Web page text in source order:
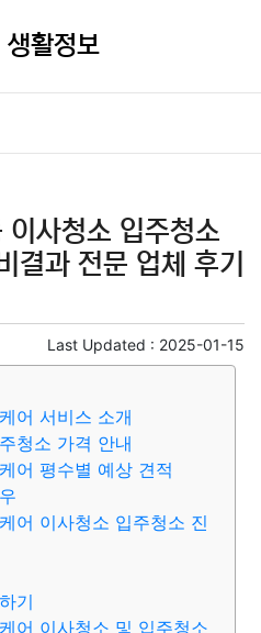
생활정보
사청소 입주청소
결과 전문 업체 후기
Last Updated : 2025-01-15
어 서비스 소개
청소 가격 안내
어 평수별 예상 견적
어 이사청소 입주청소 진
기
어 이사청소 및 입주청소